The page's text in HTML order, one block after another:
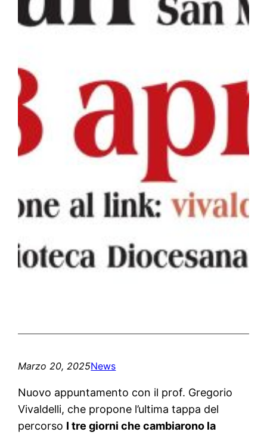
Marzo 20, 2025News
Nuovo appuntamento con il prof. Gregorio
Vivaldelli, che propone l’ultima tappa del
percorso I tre giorni che cambiarono la